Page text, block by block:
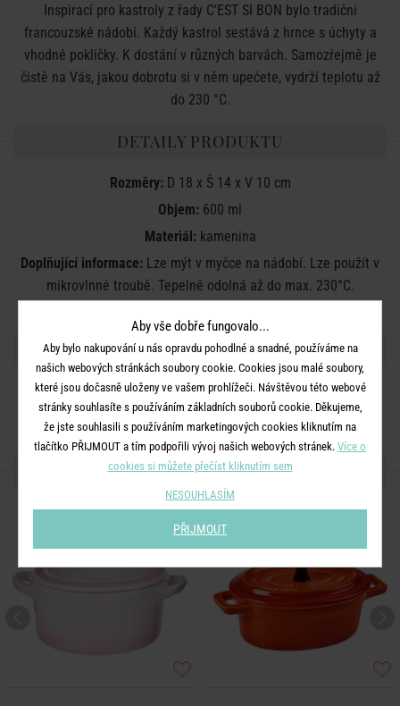
Inspirací pro kastroly z řady C'EST SI BON bylo tradiční
francouzské nádobí. Každý kastrol sestává z hrnce s úchyty a
vhodné pokličky. K dostání v různých barvách. Samozřejmě je
čistě na Vás, jakou dobrotu si v něm upečete, vydrží teplotu až
do 230 °C.
DETAILY PRODUKTU
Rozměry:D 18 x Š 14 x V 10 cm
Objem: 600 ml
Materiál:kamenina
Doplňující informace: Lze mýt v myčce na nádobí. Lze použít v
mikrovlnné troubě. Tepelně odolná až do max. 230°C.
SDÍLEJTE S PŘÁTELI
DALŠÍ PRODUKTY ZE SÉRIE
Aby vše dobře fungovalo...
Aby bylo nakupování u nás opravdu pohodlné a snadné, používáme na
našich webových stránkách soubory cookie. Cookies jsou malé soubory,
které jsou dočasně uloženy ve vašem prohlížeči. Návštěvou této webové
stránky souhlasíte s používáním základních souborů cookie. Děkujeme,
že jste souhlasili s používáním marketingových cookies kliknutím na
tlačítko PŘIJMOUT a tím podpořili vývoj našich webových stránek. Více o
cookies si můžete přečíst kliknutím sem
NESOUHLASÍM
PŘIJMOUT